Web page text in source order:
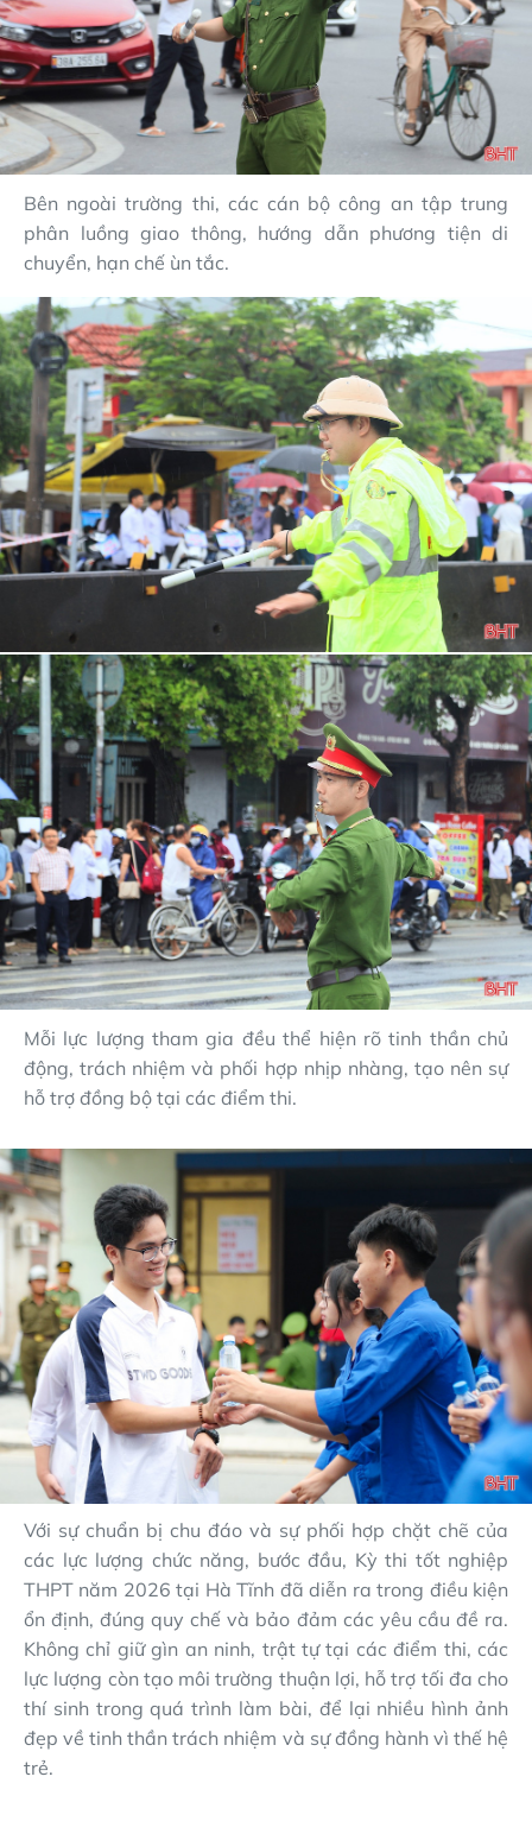
Bên ngoài trường thi, các cán bộ công an tập trung
phân luồng giao thông, hướng dẫn phương tiện di
chuyển, hạn chế ùn tắc.
Mỗi lực lượng tham gia đều thể hiện rõ tinh thần chủ
động, trách nhiệm và phối hợp nhịp nhàng, tạo nên sự
hỗ trợ đồng bộ tại các điểm thi.
Với sự chuẩn bị chu đáo và sự phối hợp chặt chẽ của
các lực lượng chức năng, bước đầu, Kỳ thi tốt nghiệp
THPT năm 2026 tại Hà Tĩnh đã diễn ra trong điều kiện
ổn định, đúng quy chế và bảo đảm các yêu cầu đề ra.
Không chỉ giữ gìn an ninh, trật tự tại các điểm thi, các
lực lượng còn tạo môi trường thuận lợi, hỗ trợ tối đa cho
thí sinh trong quá trình làm bài, để lại nhiều hình ảnh
đẹp về tinh thần trách nhiệm và sự đồng hành vì thế hệ
trẻ.